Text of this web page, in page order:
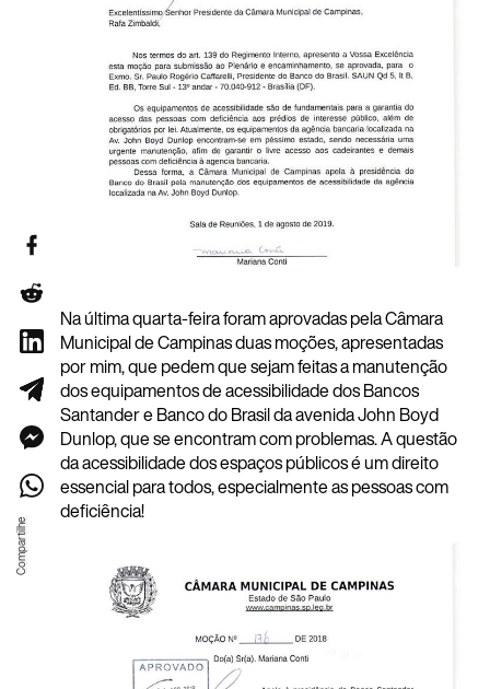
Na última quarta-feira foram aprovadas pela Câmara
Municipal de Campinas duas moções, apresentadas
por mim, que pedem que sejam feitas a manutenção
dos equipamentos de acessibilidade dos Bancos
Santander e Banco do Brasil da avenida John Boyd
Dunlop, que se encontram com problemas. A questão
da acessibilidade dos espaços públicos é um direito
essencial para todos, especialmente as pessoas com
deficiência!